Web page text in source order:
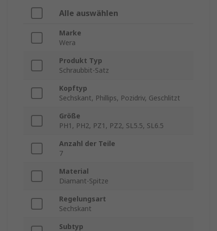
Alle auswählen
Marke
Wera
Produkt Typ
Schraubbit-Satz
Kopftyp
Sechskant, Phillips, Pozidriv, Geschlitzt
Größe
PH1, PH2, PZ1, PZ2, SL5.5, SL6.5
Anzahl der Teile
7
Material
Diamant-Spitze
Regelungsart
Sechskant
Subtyp